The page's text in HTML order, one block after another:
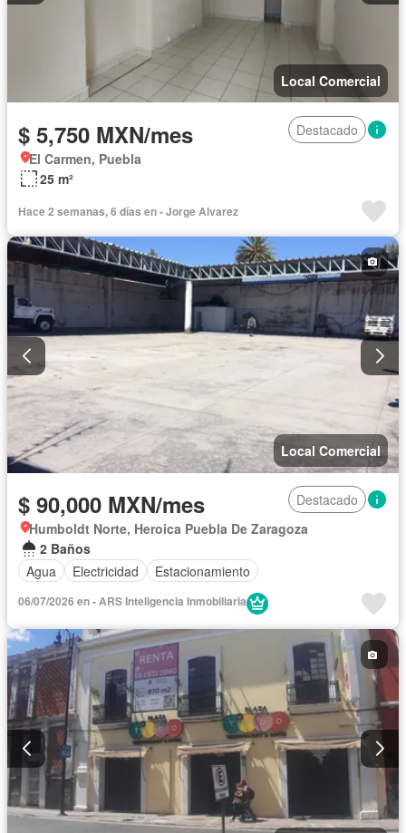
Local Comercial
$ 5,750 MXN/mes
Destacado
El Carmen, Puebla
25 m²
Hace 2 semanas, 6 días en - Jorge Alvarez
Local Comercial
$ 90,000 MXN/mes
Destacado
Humboldt Norte, Heroica Puebla De Zaragoza
2 Baños
Agua
Electricidad Estacionamiento
06/07/2026 en - ARS Inteligencia Inmobiliaria